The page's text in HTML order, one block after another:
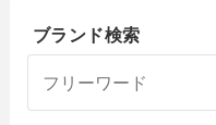
ブランド検索